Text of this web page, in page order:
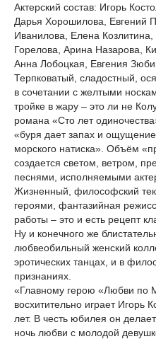
Актерский состав: Игорь
Дарья Хорошилова, Евгений
Иванилова, Елена
Горелова, Арина Назарова,
Анна Лобоцкая, Евгения
Терпковатый, сладостный,
в сочетании с желтыми
тройке в жару – это ли не
романа «Сто лет
«буря дает запах и
морского натиска». Объём
создается светом, ветром,
песнями, исполняемыми
Жизненный, философский
героями, фантазийная
работы – это и есть рецепт
Ну и конечного же
любвеобильный женский
эротических танцах, и в
признаниях.
«Главному герою «Любви по
восхитительно играет Игорь
лет. В честь юбилея он
ночь любви с молодой